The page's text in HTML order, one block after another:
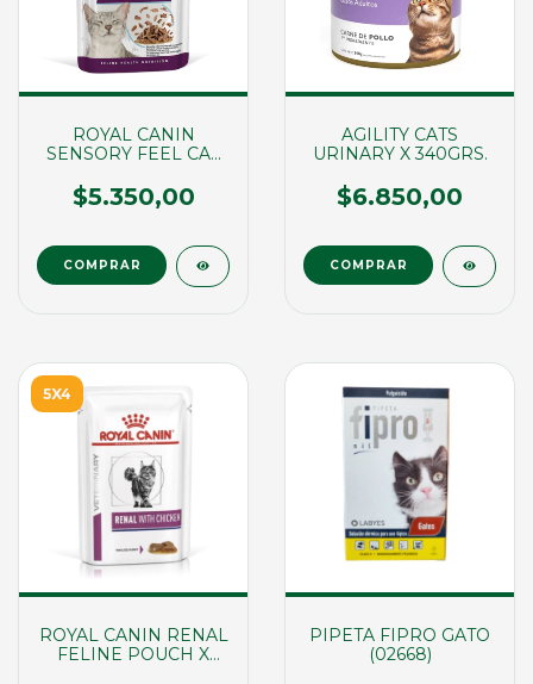
ROYAL CANIN
SENSORY FEEL CAT
(00296)
$5.350,00
AGILITY CATS
URINARY X 340GRS.
$6.850,00
5X4
ROYAL CANIN RENAL
FELINE POUCH X
PIPETA FIPRO GATO
(02668)